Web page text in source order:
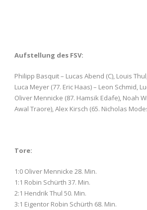
Aufstellung des FSV:
Philipp Basquit – Lucas Abend (C), Louis
Luca Meyer (77. Eric Haas) – Leon Schmid,
Oliver Mennicke (87. Hamsik Edafe), Noah
Awal Traore), Alex Kirsch (65. Nicholas
Tore:
1:0 Oliver Mennicke 28. Min.
1:1 Robin Schürth 37. Min.
2:1 Hendrik Thul 50. Min.
3:1 Eigentor Robin Schürth 68. Min.